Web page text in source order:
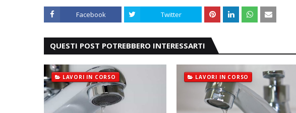
Facebook Twitter
QUESTI POST POTREBBERO INTERESSARTI
LAVORI IN CORSO LAVORI IN CORSO